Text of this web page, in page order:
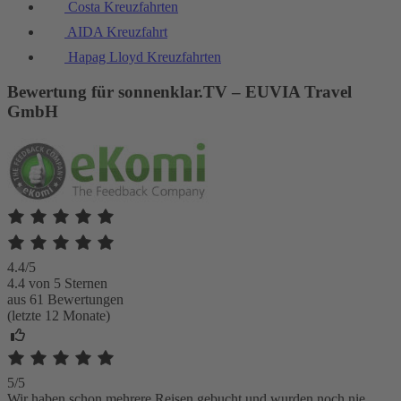
Costa Kreuzfahrten
AIDA Kreuzfahrt
Hapag Lloyd Kreuzfahrten
Bewertung für sonnenklar.TV – EUVIA Travel
GmbH
4.4/5
4.4 von 5 Sternen
aus 61 Bewertungen
(letzte 12 Monate)
5/5